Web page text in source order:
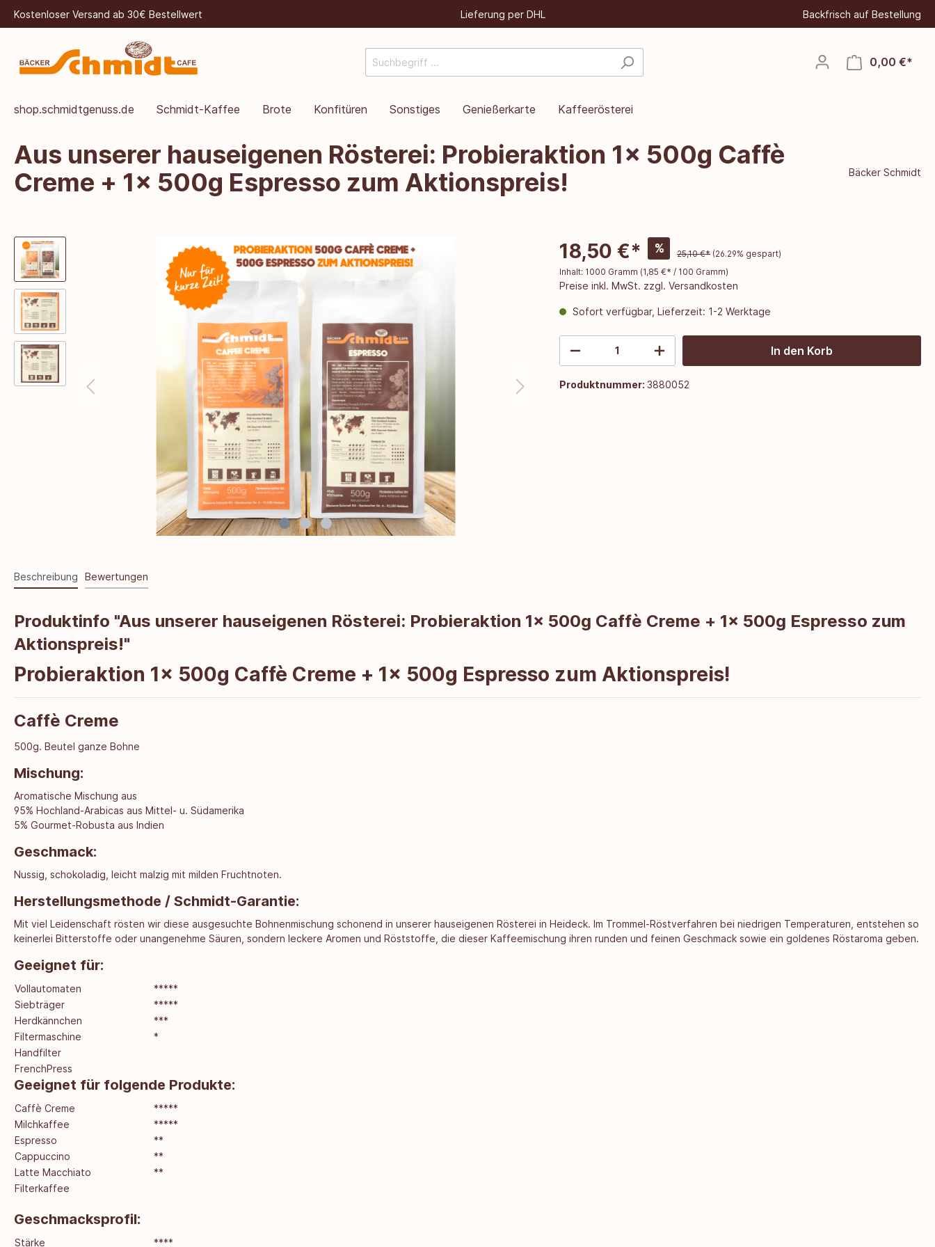
Kostenloser Versand ab 30€ Bestellwert Lieferung per DHL Backfrisch auf Bestellung
0,00 €*
shop.schmidtgenuss.de Schmidt-Kaffee Brote Konfitüren Sonstiges Genießerkarte Kaffeerösterei
Aus unserer hauseigenen Rösterei: Probieraktion 1x 500g Caffè
Creme + 1x 500g Espresso zum Aktionspreis!
Bäcker Schmidt
18,50 €* % 25,10 €* (26.29% gespart)
Inhalt: 1000 Gramm (1,85 €* / 100 Gramm)
Preise inkl. MwSt. zzgl. Versandkosten
Sofort verfügbar, Lieferzeit: 1-2 Werktage
In den Korb
Produktnummer: 3880052
Beschreibung Bewertungen
Produktinfo "Aus unserer hauseigenen Rösterei: Probieraktion 1x 500g Caffè Creme + 1x 500g Espresso zum
Aktionspreis!"
Probieraktion 1x 500g Caffè Creme + 1x 500g Espresso zum Aktionspreis!
Caffè Creme
500g. Beutel ganze Bohne
Mischung:
Aromatische Mischung aus
95% Hochland-Arabicas aus Mittel- u. Südamerika
5% Gourmet-Robusta aus Indien
Geschmack:
Nussig, schokoladig, leicht malzig mit milden Fruchtnoten.
Herstellungsmethode / Schmidt-Garantie:
Mit viel Leidenschaft rösten wir diese ausgesuchte Bohnenmischung schonend in unserer hauseigenen Rösterei in Heideck. Im Trommel-Röstverfahren bei niedrigen Temperaturen, entstehen so
keinerlei Bitterstoffe oder unangenehme Säuren, sondern leckere Aromen und Röststoffe, die dieser Kaffeemischung ihren runden und feinen Geschmack sowie ein goldenes Röstaroma geben.
Geeignet für:
Vollautomaten
*****
Siebträger
*****
Herdkännchen
***
Filtermaschine
*
Handfilter
FrenchPress
Geeignet für folgende Produkte:
Caffè Creme
*****
Milchkaffee
*****
Espresso
**
Cappuccino
**
Latte Macchiato
**
Filterkaffee
Geschmacksprofil:
Stärke ****